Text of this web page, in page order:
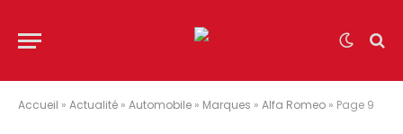
Accueil » Actualité » Automobile » Marques » Alfa Romeo » Page 9